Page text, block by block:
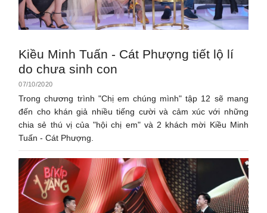
Kiều Minh Tuấn - Cát Phượng tiết lộ lí
do chưa sinh con
07/10/2020
Trong chương trình "Chị em chúng mình" tập 12 sẽ mang
đến cho khán giả nhiều tiếng cười và cảm xúc với những
chia sẻ thú vị của "hội chị em" và 2 khách mời Kiều Minh
Tuấn - Cát Phượng.